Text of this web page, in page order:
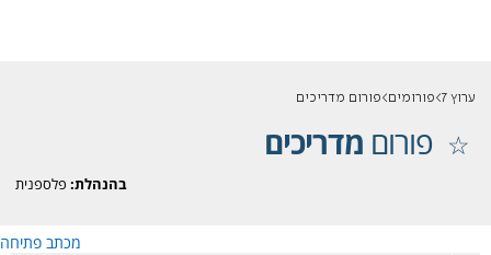
ערוץ 7 פורומים פורום מדריכים
פורום מדריכים
בהנהלת: פלספנית
מכתב פתיחה